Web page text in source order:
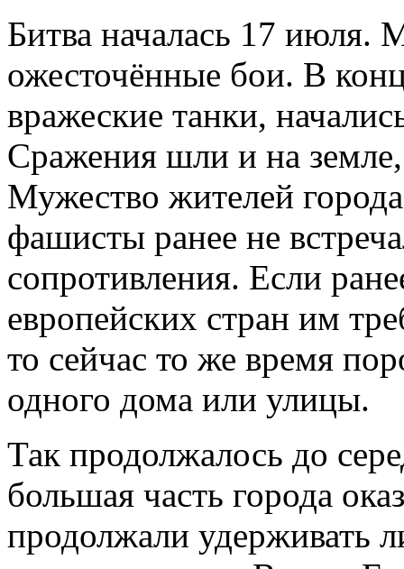
Битва началась 17 июля.
ожесточённые бои. В
вражеские танки,
Сражения шли и на
Мужество жителей
фашисты ранее не
сопротивления. Если
европейских стран им
то сейчас то же время
одного дома или улицы.
Так продолжалось до
большая часть города
продолжали удерживать